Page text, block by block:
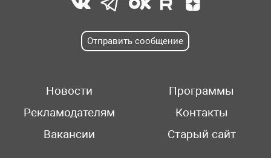
Отправить сообщение
Новости
Программы
Рекламодателям
Контакты
Вакансии
Старый сайт